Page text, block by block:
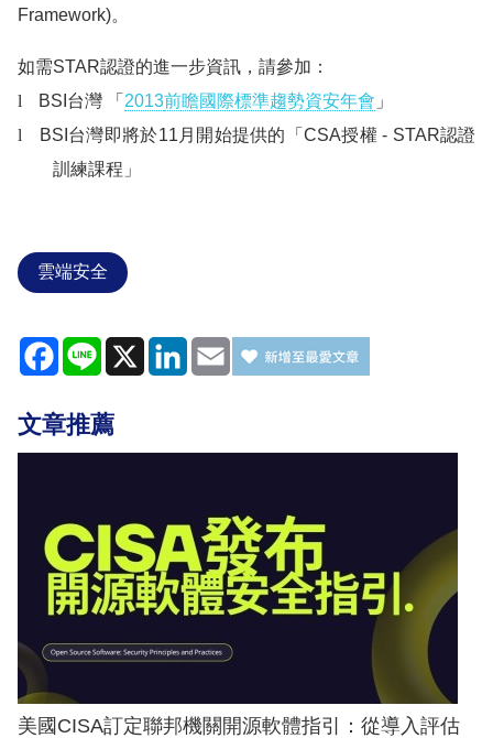
Framework)。
如需STAR認證的進一步資訊，請參加：
l
BSI 台灣 「 2013前瞻國際標準趨勢資安年會 」
l
BSI 台灣即將於11 月開始提供的「CSA授權 - STAR認證
訓練課程」
雲端安全
Facebook
Line X LinkedIn
Email
文章推薦
美國CISA訂定聯邦機關開源軟體指引：從導入評估